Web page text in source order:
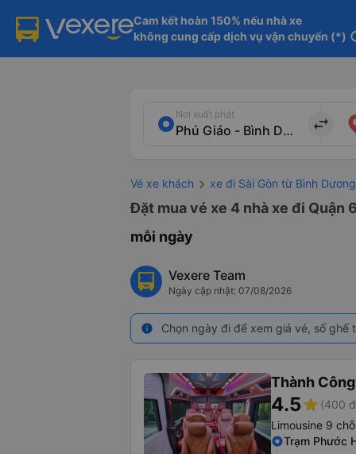
Cam kết hoàn 150% nếu nhà xe
không cung cấp dịch vụ vận chuyển (*)
Nơi xuất phát
import_export
Vé xe khách xe đi Sài Gòn từ Bình Dương
Đặt mua vé xe 4 nhà xe đi Quận
mỗi ngày
Vexere Team
Ngày cập nhật: 07/08/2026
info Chọn ngày đi để xem giá vé, số
Thành Công
4.5star (400
Limousine 9 chỗ
Trạm Phước